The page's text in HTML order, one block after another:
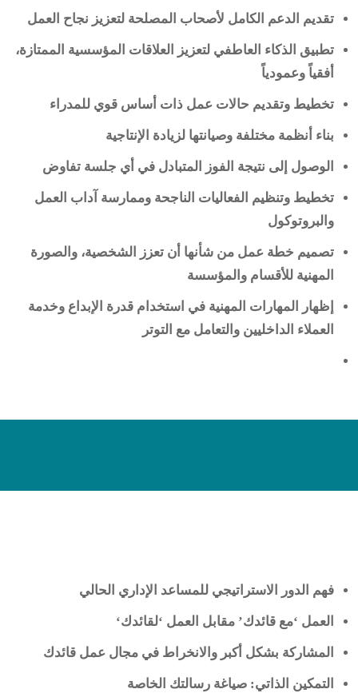
تقديم الدعم الكامل لأصحاب المصلحة لتعزيز نجاح العمل
تطبيق الذكاء العاطفي لتعزيز العلاقات المؤسسية الممتازة،
أفقياً وعمودياً
تخطيط وتقديم حالات عمل ذات أساس قوي للمدراء
بناء أنظمة مختلفة وصيانتها لزيادة الإنتاجية
الوصول إلى نتيجة الفوز المتبادل في أي جلسة تفاوض
تخطيط وتنظيم الفعاليات الناجحة وممارسة آداب العمل
والبروتوكول
تصميم خطة عمل من شأنها أن تعزز الشخصية، والصورة
المهنية للأقسام والمؤسسة
إظهار المهارات المهنية في استخدام قدرة الإبداع وخدمة
العملاء الداخليين والتعامل مع التوتر
فهم الدور الاستراتيجي للمساعد الإداري الحالي
العمل ‘مع قائدك’ مقابل العمل ‘لقائدك‘
المشاركة بشكل أكبر والانخراط في مجال عمل قائدك
التمكين الذاتي: صياغة رسالتك الخاصة